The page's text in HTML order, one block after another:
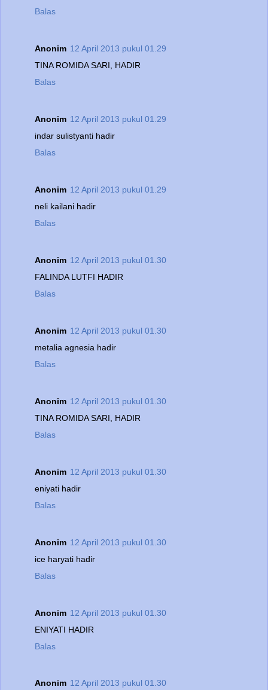
Balas
Anonim 12 April 2013 pukul 01.29
TINA ROMIDA SARI, HADIR
Balas
Anonim 12 April 2013 pukul 01.29
indar sulistyanti hadir
Balas
Anonim 12 April 2013 pukul 01.29
neli kailani hadir
Balas
Anonim 12 April 2013 pukul 01.30
FALINDA LUTFI HADIR
Balas
Anonim 12 April 2013 pukul 01.30
metalia agnesia hadir
Balas
Anonim 12 April 2013 pukul 01.30
TINA ROMIDA SARI, HADIR
Balas
Anonim 12 April 2013 pukul 01.30
eniyati hadir
Balas
Anonim 12 April 2013 pukul 01.30
ice haryati hadir
Balas
Anonim 12 April 2013 pukul 01.30
ENIYATI HADIR
Balas
Anonim 12 April 2013 pukul 01.30